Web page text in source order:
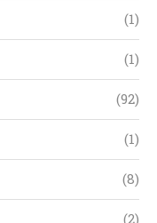
(1)
(1)
(92)
(1)
(8)
(2)